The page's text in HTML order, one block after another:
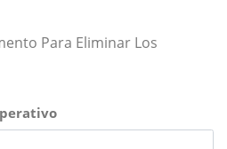
Para Eliminar Los